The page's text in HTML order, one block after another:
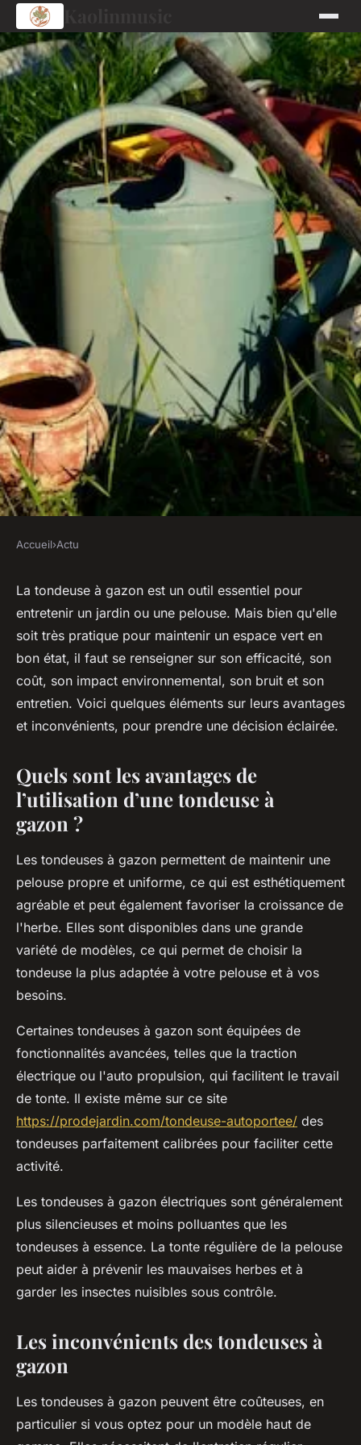
Quels sont les avantages et
inconvénients des tondeuses à
gazon ?
ouida •9 mars 2023•1 min de lecture
Accueil›Actu
La tondeuse à gazon est un outil essentiel pour
entretenir un jardin ou une pelouse. Mais bien qu'elle
soit très pratique pour maintenir un espace vert en
bon état, il faut se renseigner sur son efficacité, son
coût, son impact environnemental, son bruit et son
entretien. Voici quelques éléments sur leurs avantages
et inconvénients, pour prendre une décision éclairée.
Quels sont les avantages de
l’utilisation d’une tondeuse à
gazon ?
Les tondeuses à gazon permettent de maintenir une
pelouse propre et uniforme, ce qui est esthétiquement
agréable et peut également favoriser la croissance de
l'herbe. Elles sont disponibles dans une grande
variété de modèles, ce qui permet de choisir la
tondeuse la plus adaptée à votre pelouse et à vos
besoins.
Certaines tondeuses à gazon sont équipées de
fonctionnalités avancées, telles que la traction
électrique ou l'auto propulsion, qui facilitent le travail
de tonte. Il existe même sur ce site
https://prodejardin.com/tondeuse-autoportee/ des
tondeuses parfaitement calibrées pour faciliter cette
activité.
Les tondeuses à gazon électriques sont généralement
plus silencieuses et moins polluantes que les
tondeuses à essence. La tonte régulière de la pelouse
peut aider à prévenir les mauvaises herbes et à
garder les insectes nuisibles sous contrôle.
Les inconvénients des tondeuses à
gazon
Les tondeuses à gazon peuvent être coûteuses, en
particulier si vous optez pour un modèle haut de